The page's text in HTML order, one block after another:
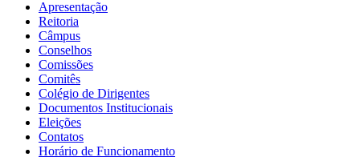
Apresentação
Reitoria
Câmpus
Conselhos
Comissões
Comitês
Colégio de Dirigentes
Documentos Institucionais
Eleições
Contatos
Horário de Funcionamento